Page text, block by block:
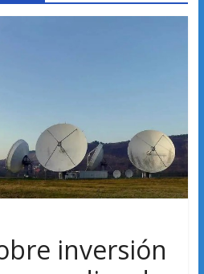
inversión